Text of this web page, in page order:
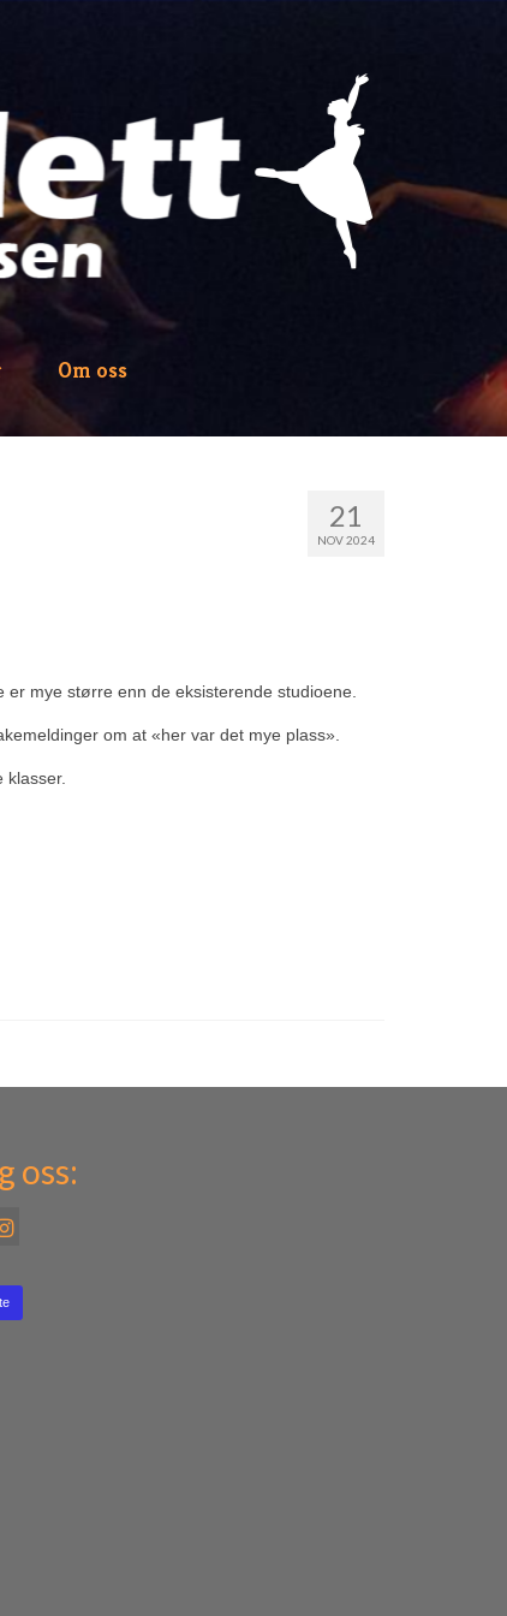
Om oss
21
NOV 2024
mye større enn de eksisterende studioene.
om at «her var det mye plass».
klasser.
oss: